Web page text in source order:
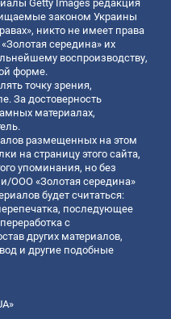
Getty Images редакция
законом Украины
никто не имеет права
середина» их
воспроизводству,
форме.
точку зрения,
За достоверность
материалах,
размещенных на этом
на страницу этого сайта,
упоминания, но без
ООО «Золотая середина»
будет считаться:
последующее
с
других материалов,
и другие подобные